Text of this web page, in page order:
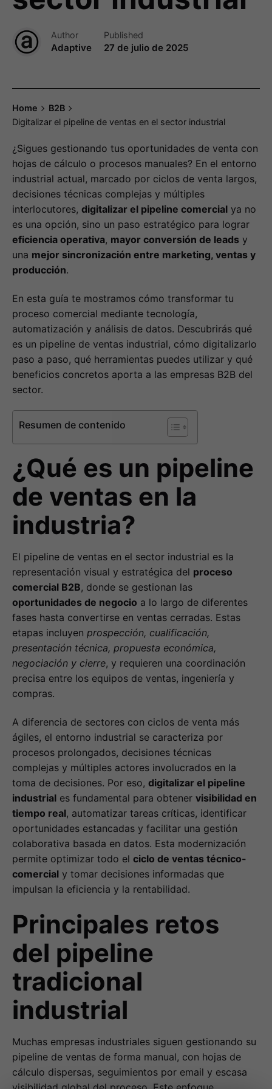
Author
Adaptive
Published
27 de julio de 2025
Home
B2B
Digitalizar el pipeline de ventas en el sector industrial
¿Sigues gestionando tus oportunidades de venta con
hojas de cálculo o procesos manuales? En el entorno
industrial actual, marcado por ciclos de venta largos,
decisiones técnicas complejas y múltiples
interlocutores, digitalizar el pipeline comercial ya no
es una opción, sino un paso estratégico para lograr
eficiencia operativa, mayor conversión de leads y
una mejor sincronización entre marketing, ventas y
producción.
En esta guía te mostramos cómo transformar tu
proceso comercial mediante tecnología,
automatización y análisis de datos. Descubrirás qué
es un pipeline de ventas industrial, cómo digitalizarlo
paso a paso, qué herramientas puedes utilizar y qué
beneficios concretos aporta a las empresas B2B del
sector.
Resumen de contenido
¿Qué es un pipeline
de ventas en la
industria?
El pipeline de ventas en el sector industrial es la
representación visual y estratégica del proceso
comercial B2B, donde se gestionan las
oportunidades de negocio a lo largo de diferentes
fases hasta convertirse en ventas cerradas. Estas
etapas incluyen prospección, cualificación,
presentación técnica, propuesta económica,
negociación y cierre, y requieren una coordinación
precisa entre los equipos de ventas, ingeniería y
compras.
A diferencia de sectores con ciclos de venta más
ágiles, el entorno industrial se caracteriza por
procesos prolongados, decisiones técnicas
complejas y múltiples actores involucrados en la
toma de decisiones. Por eso, digitalizar el pipeline
industrial es fundamental para obtener visibilidad en
tiempo real, automatizar tareas críticas, identificar
oportunidades estancadas y facilitar una gestión
colaborativa basada en datos. Esta modernización
permite optimizar todo el ciclo de ventas técnico-
comercial y tomar decisiones informadas que
impulsan la eficiencia y la rentabilidad.
Principales retos
del pipeline
tradicional
industrial
Muchas empresas industriales siguen gestionando su
pipeline de ventas de forma manual, con hojas de
cálculo dispersas, seguimientos por email y escasa